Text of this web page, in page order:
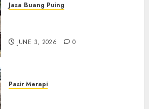
Jasa Buang Puing
JUNE 3, 2026 0
Pasir Merapi